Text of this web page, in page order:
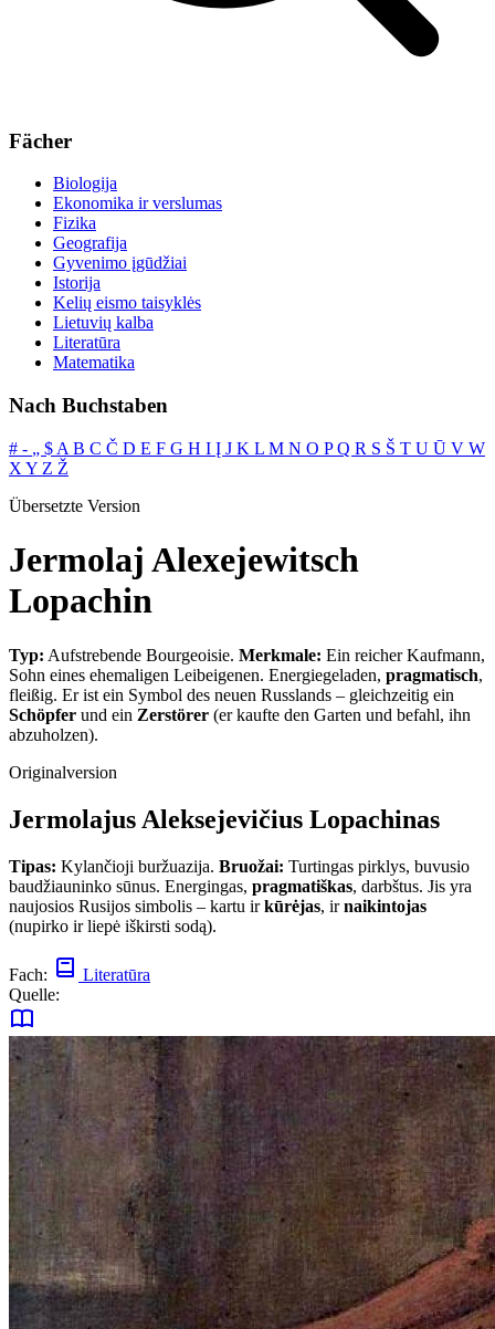
Fächer
Biologija
Ekonomika ir verslumas
Fizika
Geografija
Gyvenimo įgūdžiai
Istorija
Kelių eismo taisyklės
Lietuvių kalba
Literatūra
Matematika
Nach Buchstaben
# ‐ „ $ A B C Č D E F G H I Į J K L M N O PQ R S Š T U Ū V W
X Y Z Ž
Übersetzte Version
Jermolaj Alexejewitsch
Lopachin
Typ: Aufstrebende Bourgeoisie. Merkmale: Ein reicher Kaufmann,
Sohn eines ehemaligen Leibeigenen. Energiegeladen, pragmatisch,
fleißig. Er ist ein Symbol des neuen Russlands – gleichzeitig ein
Schöpfer und ein Zerstörer (er kaufte den Garten und befahl, ihn
abzuholzen).
Originalversion
Jermolajus Aleksejevičius Lopachinas
Tipas: Kylančioji buržuazija. Bruožai: Turtingas pirklys, buvusio
baudžiauninko sūnus. Energingas, pragmatiškas, darbštus. Jis yra
naujosios Rusijos simbolis – kartu irkūrėjas, irnaikintojas
(nupirko ir liepė iškirsti sodą).
Fach:
Literatūra
Quelle: